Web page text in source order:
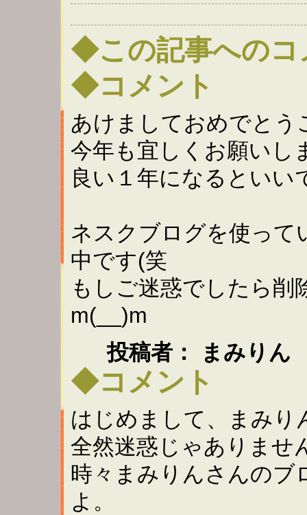
◆この記事へのコ
◆コメント
あけましておめでとう
今年も宜しくお願いし
良い１年になるといい
ネスクブログを使って
中です(笑
もしご迷惑でしたら削
m(__)m
投稿者： まみりん
◆コメント
はじめまして、まみり
全然迷惑じゃありませ
時々まみりんさんのブ
よ。